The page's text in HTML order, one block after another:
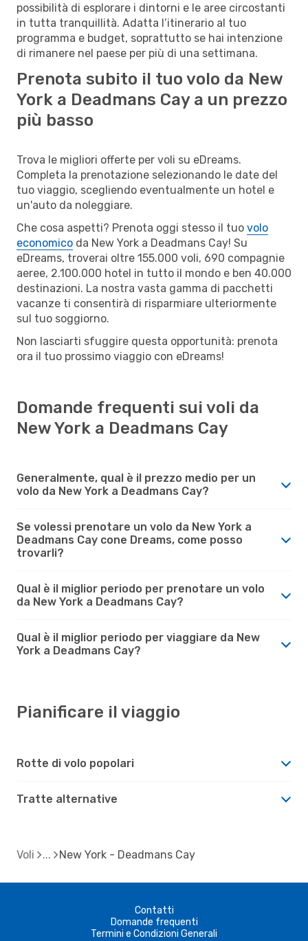
possibilità di esplorare i dintorni e le aree circostanti
in tutta tranquillità. Adatta l’itinerario al tuo
programma e budget, soprattutto se hai intenzione
di rimanere nel paese per più di una settimana.
Prenota subito il tuo volo da New
York a Deadmans Cay a un prezzo
più basso
Trova le migliori offerte per voli su eDreams.
Completa la prenotazione selezionando le date del
tuo viaggio, scegliendo eventualmente un hotel e
un'auto da noleggiare.
Che cosa aspetti? Prenota oggi stesso il tuo volo
economico da New York a Deadmans Cay! Su
eDreams, troverai oltre 155.000 voli, 690 compagnie
aeree, 2.100.000 hotel in tutto il mondo e ben 40.000
destinazioni. La nostra vasta gamma di pacchetti
vacanze ti consentirà di risparmiare ulteriormente
sul tuo soggiorno.
Non lasciarti sfuggire questa opportunità: prenota
ora il tuo prossimo viaggio con eDreams!
Domande frequenti sui voli da
New York a Deadmans Cay
Generalmente, qual è il prezzo medio per un
volo da New York a Deadmans Cay?
Se volessi prenotare un volo da New York a
Deadmans Cay cone Dreams, come posso
trovarli?
Qual è il miglior periodo per prenotare un volo
da New York a Deadmans Cay?
Qual è il miglior periodo per viaggiare da New
York a Deadmans Cay?
Pianificare il viaggio
Rotte di volo popolari
Tratte alternative
Voli New York - Deadmans Cay
Contatti
Domande frequenti
Termini e Condizioni Generali